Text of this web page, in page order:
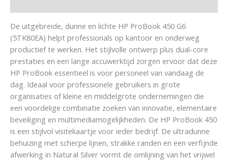
De uitgebreide, dunne en lichte HP ProBook 450 G6
(5TK80EA) helpt professionals op kantoor en onderweg
productief te werken. Het stijlvolle ontwerp plus dual-core
prestaties en een lange accuwerktijd zorgen ervoor dat deze
HP ProBook essentieel is voor personeel van vandaag de
dag. Ideaal voor professionele gebruikers in grote
organisaties of kleine en middelgrote ondernemingen die
een voordelige combinatie zoeken van innovatie, elementaire
beveiliging en multimediamogelijkheden. De HP ProBook 450
is een stijlvol visitekaartje voor ieder bedrijf. De ultradunne
behuizing met scherpe lijnen, strakke randen en een verfijnde
afwerking in Natural Silver vormt de omlijning van het vrijwel